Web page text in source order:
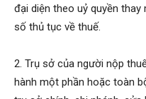
đại diện theo uỷ quyền
số thủ tục về thuế.
2. Trụ sở của người nộp
hành một phần hoặc toàn